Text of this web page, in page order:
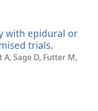
with epidural or
trials.
开
Sage D, Futter M,